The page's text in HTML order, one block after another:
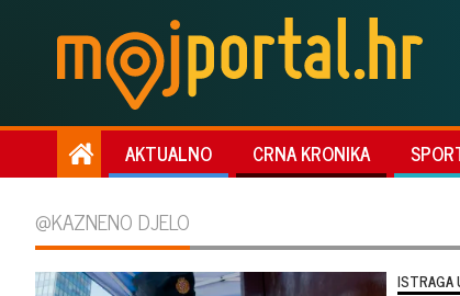
AKTUALNO CRNA KRONIKA
@KAZNENO DJELO
ISTRAGA